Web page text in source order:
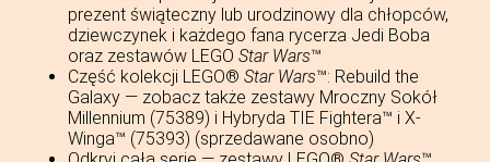
prezent świąteczny lub urodzinowy dla chłopców,
dziewczynek i każdego fana rycerza Jedi Boba
oraz zestawów LEGOStar Wars™
Część kolekcji LEGO®Star Wars™: Rebuild the
Galaxy — zobacz także zestawy Mroczny Sokół
Millennium (75389) i Hybryda TIE Fightera™ i X-
Winga™ (75393) (sprzedawane osobno)